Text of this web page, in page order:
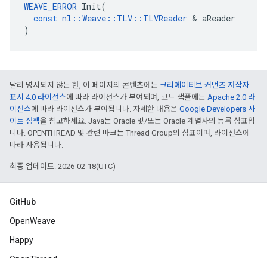
WEAVE_ERROR Init(
const nl ::Weave :: TLV :: TLVReader & aReader
)
달리 명시되지 않는 한, 이 페이지의 콘텐츠에는 크리에이티브 커먼즈 저작자
표시 4.0 라이선스에 따라 라이선스가 부여되며, 코드 샘플에는 Apache 2.0 라
이선스에 따라 라이선스가 부여됩니다. 자세한 내용은 Google Developers 사
이트 정책을 참고하세요. Java는 Oracle 및/또는 Oracle 계열사의 등록 상표입
니다. OPENTHREAD 및 관련 마크는 Thread Group의 상표이며, 라이선스에
따라 사용됩니다.
최종 업데이트: 2026-02-18(UTC)
GitHub
OpenWeave
Happy